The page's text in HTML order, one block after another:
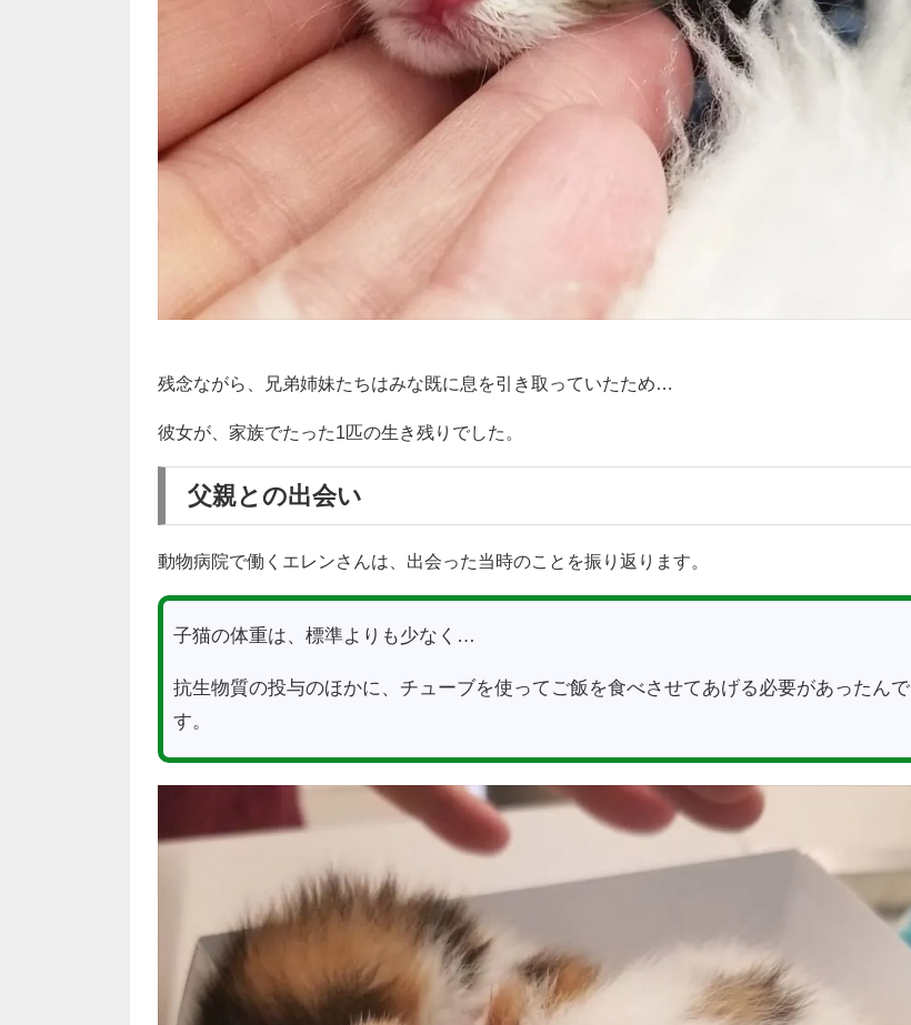
残念ながら、兄弟姉妹たちはみな既に息を引き取っていたため…
彼女が、家族でたった1匹の生き残りでした。
父親との出会い
動物病院で働くエレンさんは、出会った当時のことを振り返ります。
子猫の体重は、標準よりも少なく…
抗生物質の投与のほかに、チューブを使ってご飯を食べさせてあげる必要があったんで
す。